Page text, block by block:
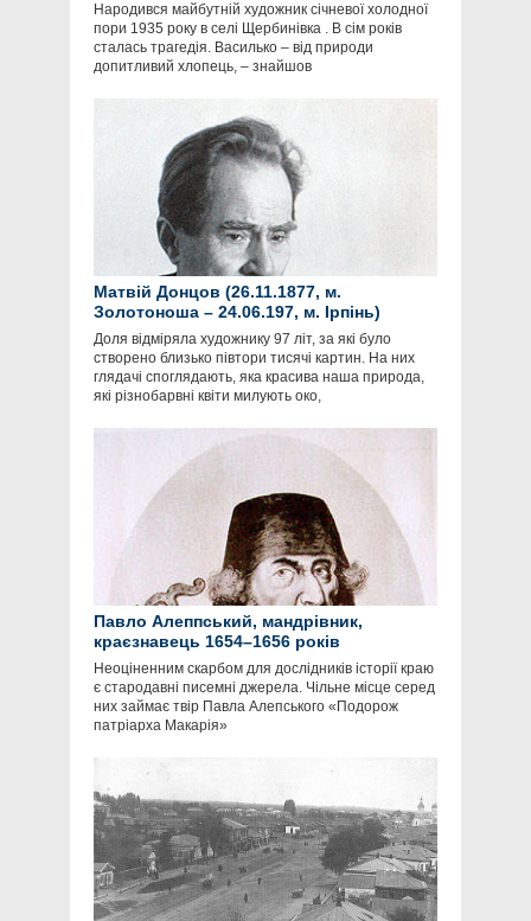
Народився майбутній художник січневої холодної
пори 1935 року в селі Щербинівка . В сім років
сталась трагедія. Василько – від природи
допитливий хлопець, – знайшов
Матвій Донцов (26.11.1877, м.
Золотоноша – 24.06.197, м. Ірпінь)
Доля відміряла художнику 97 літ, за які було
створено близько півтори тисячі картин. На них
глядачі споглядають, яка красива наша природа,
які різнобарвні квіти милують око,
Павло Алеппський, мандрівник,
краєзнавець 1654–1656 років
Неоціненним скарбом для дослідників історії краю
є стародавні писемні джерела. Чільне місце серед
них займає твір Павла Алепського «Подорож
патріарха Макарія»